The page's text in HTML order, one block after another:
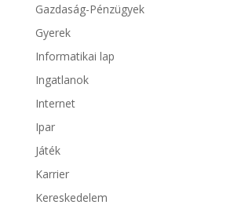
Gazdaság-Pénzügyek
Gyerek
Informatikai lap
Ingatlanok
Internet
Ipar
Játék
Karrier
Kereskedelem